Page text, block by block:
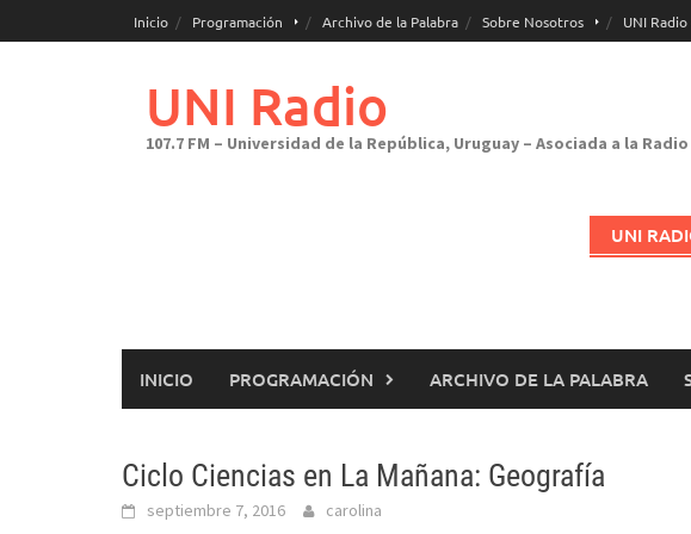
al
Inicio Programación Archivo de la Palabra Sobre Nosotros UNI
UNI Radio
107.7 FM – Universidad de la República, Uruguay – Asociada a la
UNI
INICIO PROGRAMACIÓN ARCHIVO DE LA PALABRA
Ciclo Ciencias en La Mañana: Geografía
septiembre 7, 2016 carolina